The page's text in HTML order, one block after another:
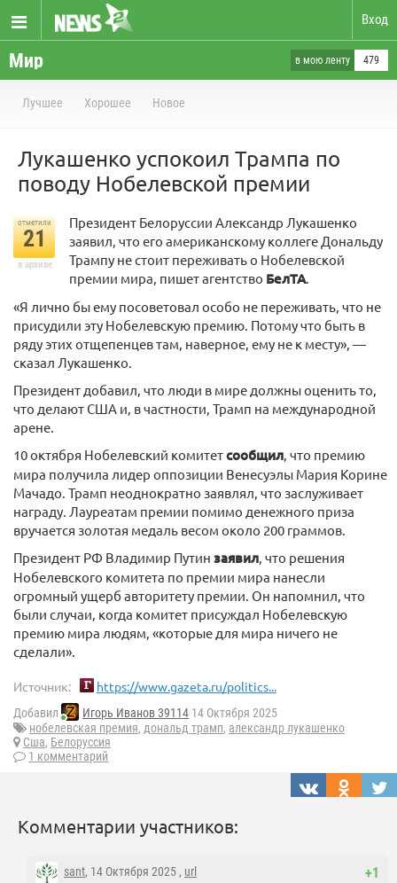
Вход
Мир в мою ленту 479
Лучшее Хорошее Новое
Лукашенко успокоил Трампа по
поводу Нобелевской премии
отметили
21
в архиве
Президент Белоруссии Александр Лукашенко
заявил, что его американскому коллеге Дональду
Трампу не стоит переживать о Нобелевской
премии мира, пишет агентство БелТА.
«Я лично бы ему посоветовал особо не переживать, что не
присудили эту Нобелевскую премию. Потому что быть в
ряду этих отщепенцев там, наверное, ему не к месту», —
сказал Лукашенко.
Президент добавил, что люди в мире должны оценить то,
что делают США и, в частности, Трамп на международной
арене.
10 октября Нобелевский комитетсообщил, что премию
мира получила лидер оппозиции Венесуэлы Мария Корине
Мачадо. Трамп неоднократно заявлял, что заслуживает
награду. Лауреатам премии помимо денежного приза
вручается золотая медаль весом около 200 граммов.
Президент РФ Владимир Путин заявил, что решения
Нобелевского комитета по премии мира нанесли
огромный ущерб авторитету премии. Он напомнил, что
были случаи, когда комитет присуждал Нобелевскую
премию мира людям, «которые для мира ничего не
сделали».
Источник: https://www.gazeta.ru/politics...
Добавил Игорь Иванов 39114 14 Октября 2025
нобелевская премия, дональд трамп, александр лукашенко
Сша, Белоруссия
1 комментарий
Комментарии участников:
+1
sant, 14 Октября 2025 , url